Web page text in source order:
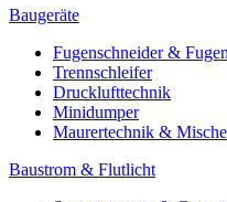
Baugeräte
Fugenschneider &
Trennschleifer
Drucklufttechnik
Minidumper
Maurertechnik &
Baustrom & Flutlicht